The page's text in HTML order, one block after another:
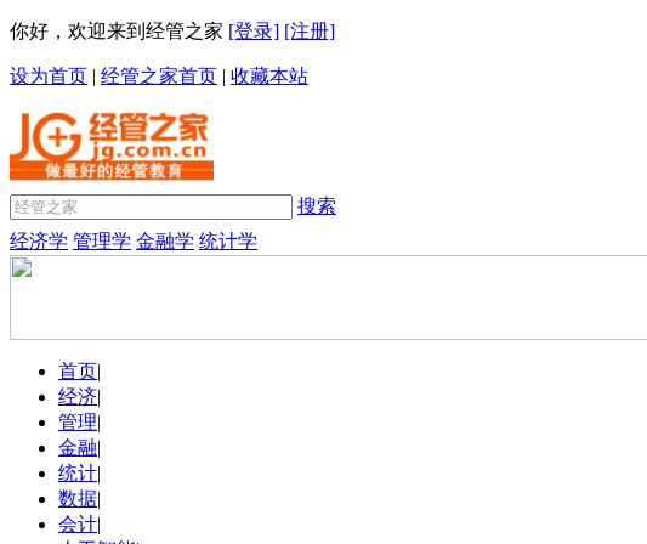
你好，欢迎来到经管之家 [登录] [注册]
设为首页 | 经管之家首页 | 收藏本站
搜索
经济学 管理学 金融学 统计学
首页|
经济|
管理|
金融|
统计|
数据|
会计|